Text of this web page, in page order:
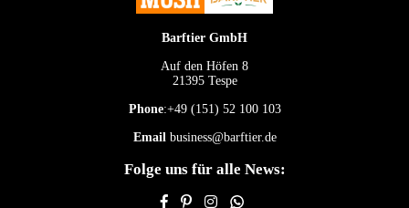
Barftier GmbH
Auf den Höfen 8
21395 Tespe
Phone:+49 (151) 52 100 103
Email business@barftier.de
Folge uns für alle News:
Facebook
PinterestInstagramWhatsapp